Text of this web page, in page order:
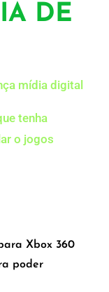
DE
mídia digital
tenha
o jogos
Xbox 360
poder